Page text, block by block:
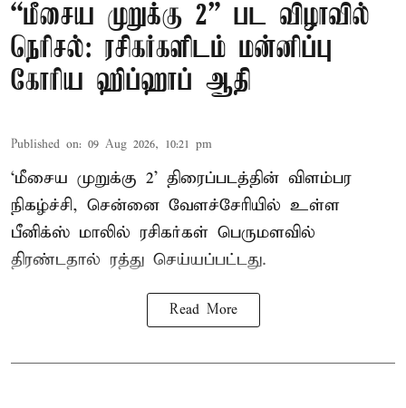
“மீசைய முறுக்கு 2” பட விழாவில்
நெரிசல்: ரசிகர்களிடம் மன்னிப்பு
கோரிய ஹிப்ஹாப் ஆதி
Published on: 09 Aug 2026, 10:21 pm
‘மீசைய முறுக்கு 2’ திரைப்படத்தின் விளம்பர
நிகழ்ச்சி, சென்னை வேளச்சேரியில் உள்ள
பீனிக்ஸ் மாலில் ரசிகர்கள் பெருமளவில்
திரண்டதால் ரத்து செய்யப்பட்டது.
Read More